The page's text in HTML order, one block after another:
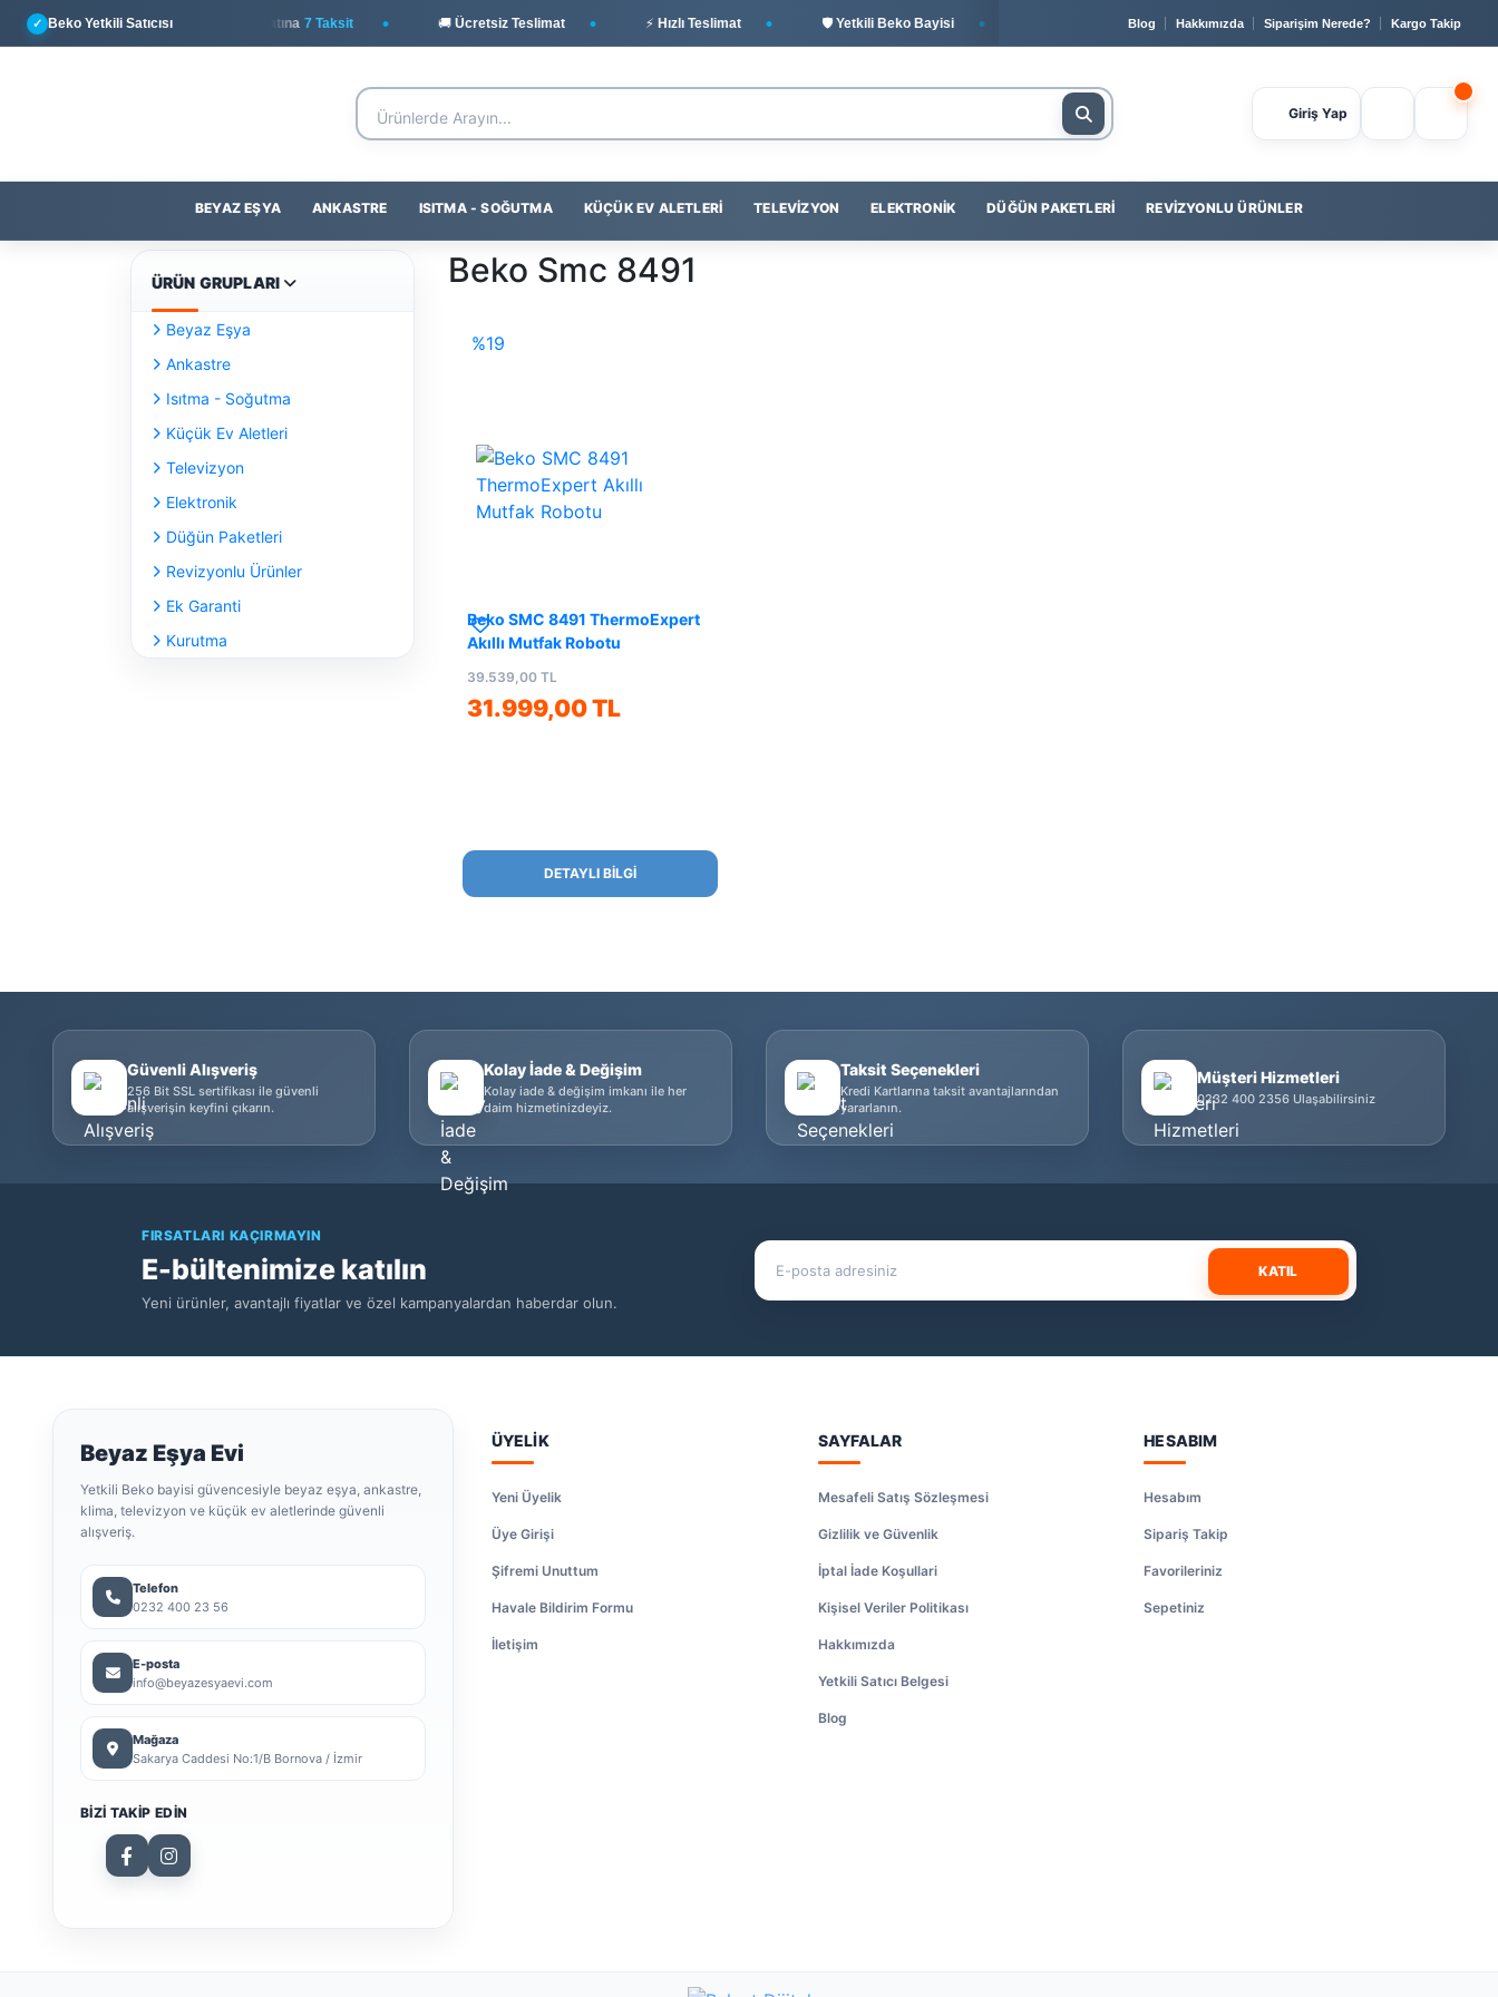
✓ Beko Yetkili Satıcısı
💳 Yapı Kredi ile Peşin Fiyatına 7 Taksit 🚚 Ücretsiz Teslimat ⚡ Hızlı Teslimat 🛡️ Yetkili Beko Bayisi 🔒 Güvenli Ödeme 📞 0232 400 23 56 💳 Yapı Kredi
Blog Hakkımızda Siparişim Nerede? Kargo Takip
Giriş Yap
BEYAZ EŞYA ANKASTRE ISITMA - SOĞUTMA KÜÇÜK EV ALETLERI TELEVIZYON ELEKTRONIK DÜĞÜN PAKETLERI REVIZYONLU ÜRÜNLER
ÜRÜN GRUPLARI
Beyaz Eşya
Ankastre
Isıtma - Soğutma
Küçük Ev Aletleri
Televizyon
Elektronik
Düğün Paketleri
Revizyonlu Ürünler
Ek Garanti
Kurutma
Beko Smc 8491
%19
Beko SMC 8491 ThermoExpert
Akıllı Mutfak Robotu
31.999,00 TL
39.539,00 TL
DETAYLI BİLGİ
Güvenli Alışveriş
256 Bit SSL sertifikası ile güvenli
alışverişin keyfini çıkarın.
Kolay İade & Değişim
Kolay iade & değişim imkanı ile her
daim hizmetinizdeyiz.
Taksit Seçenekleri
Kredi Kartlarına taksit avantajlarından
yararlanın.
Müşteri Hizmetleri
0232 400 2356 Ulaşabilirsiniz
FIRSATLARI KAÇIRMAYIN
E-bültenimize katılın
Yeni ürünler, avantajlı fiyatlar ve özel kampanyalardan haberdar olun.
KATIL
Beyaz Eşya Evi
Yetkili Beko bayisi güvencesiyle beyaz eşya, ankastre,
klima, televizyon ve küçük ev aletlerinde güvenli
alışveriş.
Telefon
0232 400 23 56
E-posta
info@beyazesyaevi.com
Mağaza
Sakarya Caddesi No:1/B Bornova / İzmir
BIZI TAKIP EDIN
ÜYELİK
Yeni Üyelik
Üye Girişi
Şifremi Unuttum
Havale Bildirim Formu
İletişim
SAYFALAR
Mesafeli Satış Sözleşmesi
Gizlilik ve Güvenlik
İptal İade Koşullari
Kişisel Veriler Politikası
Hakkımızda
Yetkili Satıcı Belgesi
Blog
HESABIM
Hesabım
Sipariş Takip
Favorileriniz
Sepetiniz